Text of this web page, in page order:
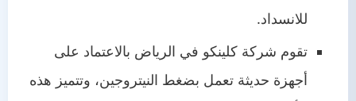
للانسداد.
تقوم شركة كلينكو في الرياض بالاعتماد على
أجهزة حديثة تعمل بضغط النيتروجين، وتتميز هذه